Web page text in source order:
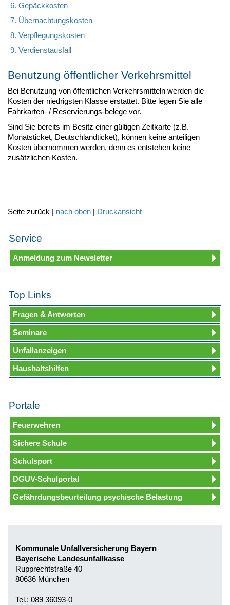
6. Gepäckkosten
7. Übernachtungskosten
8. Verpflegungskosten
9. Verdienstausfall
Benutzung öffentlicher Verkehrsmittel
Bei Benutzung von öffentlichen Verkehrsmitteln werden die
Kosten der niedrigsten Klasse erstattet. Bitte legen Sie alle
Fahrkarten- / Reservierungs-belege vor.
Sind Sie bereits im Besitz einer gültigen Zeitkarte (z.B.
Monatsticket, Deutschlandticket), können keine anteiligen
Kosten übernommen werden, denn es entstehen keine
zusätzlichen Kosten.
Seite zurück | nach oben | Druckansicht
Service
Anmeldung zum Newsletter
Top Links
Fragen & Antworten
Seminare
Unfallanzeigen
Haushaltshilfen
Portale
Feuerwehren
Sichere Schule
Schulsport
DGUV-Schulportal
Gefährdungsbeurteilung psychische Belastung
Kommunale Unfallversicherung Bayern
Bayerische Landesunfallkasse
Rupprechtstraße 40
80636 München
Tel.: 089 36093-0